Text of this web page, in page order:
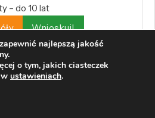
– do 10 lat
Wnioskuj!
| PKO Bank Polski S.A.
najlepszą jakość
o tym, jakich ciasteczek
ustawieniach.